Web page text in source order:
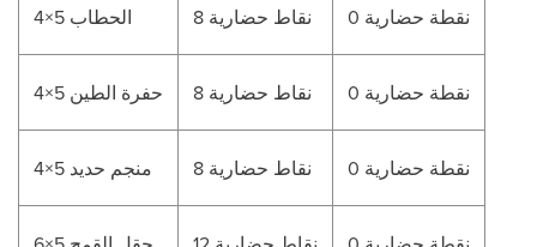
الحطاب 5×4 8 نقاط حضارية 0 نقطة حضارية
حفرة الطين 5×4 8 نقاط حضارية 0 نقطة حضارية
منجم حديد 5×4 8 نقاط حضارية 0 نقطة حضارية